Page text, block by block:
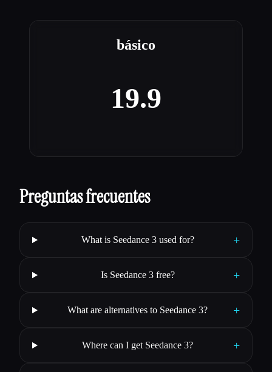
básico
19.9
Preguntas frecuentes
What is Seedance 3 used for? +
Is Seedance 3 free? +
What are alternatives to Seedance 3? +
Where can I get Seedance 3? +